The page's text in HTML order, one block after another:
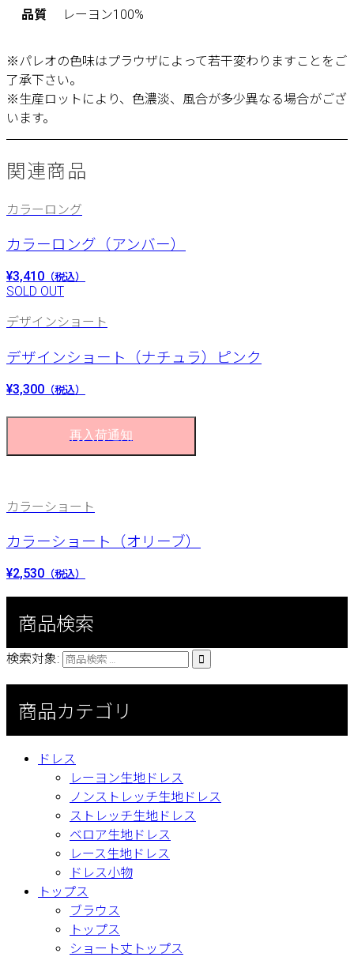
品質 レーヨン100%
※パレオの色味はプラウザによって若干変わりますことをご
了承下さい。
※生産ロットにより、色濃淡、風合が多少異なる場合がござ
います。
関連商品
カラーロング
カラーロング（アンバー）
¥3,410 （税込）
SOLD OUT
デザインショート
デザインショート（ナチュラ）ピンク
¥3,300 （税込）
再入荷通知
カラーショート
カラーショート（オリーブ）
¥2,530 （税込）
商品検索
検索対象: 
商品カテゴリ
ドレス
レーヨン生地ドレス
ノンストレッチ生地ドレス
ストレッチ生地ドレス
ベロア生地ドレス
レース生地ドレス
ドレス小物
トップス
ブラウス
トップス
ショート丈トップス